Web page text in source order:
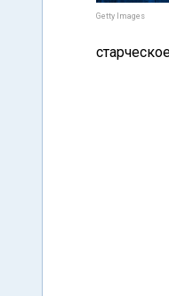
Getty Images